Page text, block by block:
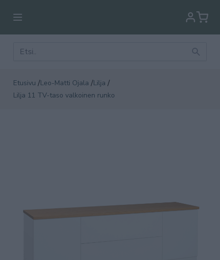
Etusivu /Leo-Matti Ojala /Lilja /
Lilja 11 TV-taso valkoinen runko